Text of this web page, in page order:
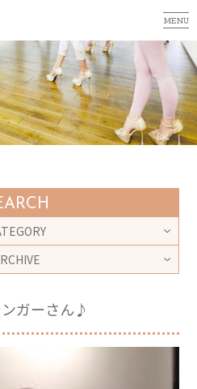
MENU
ガーさん♪